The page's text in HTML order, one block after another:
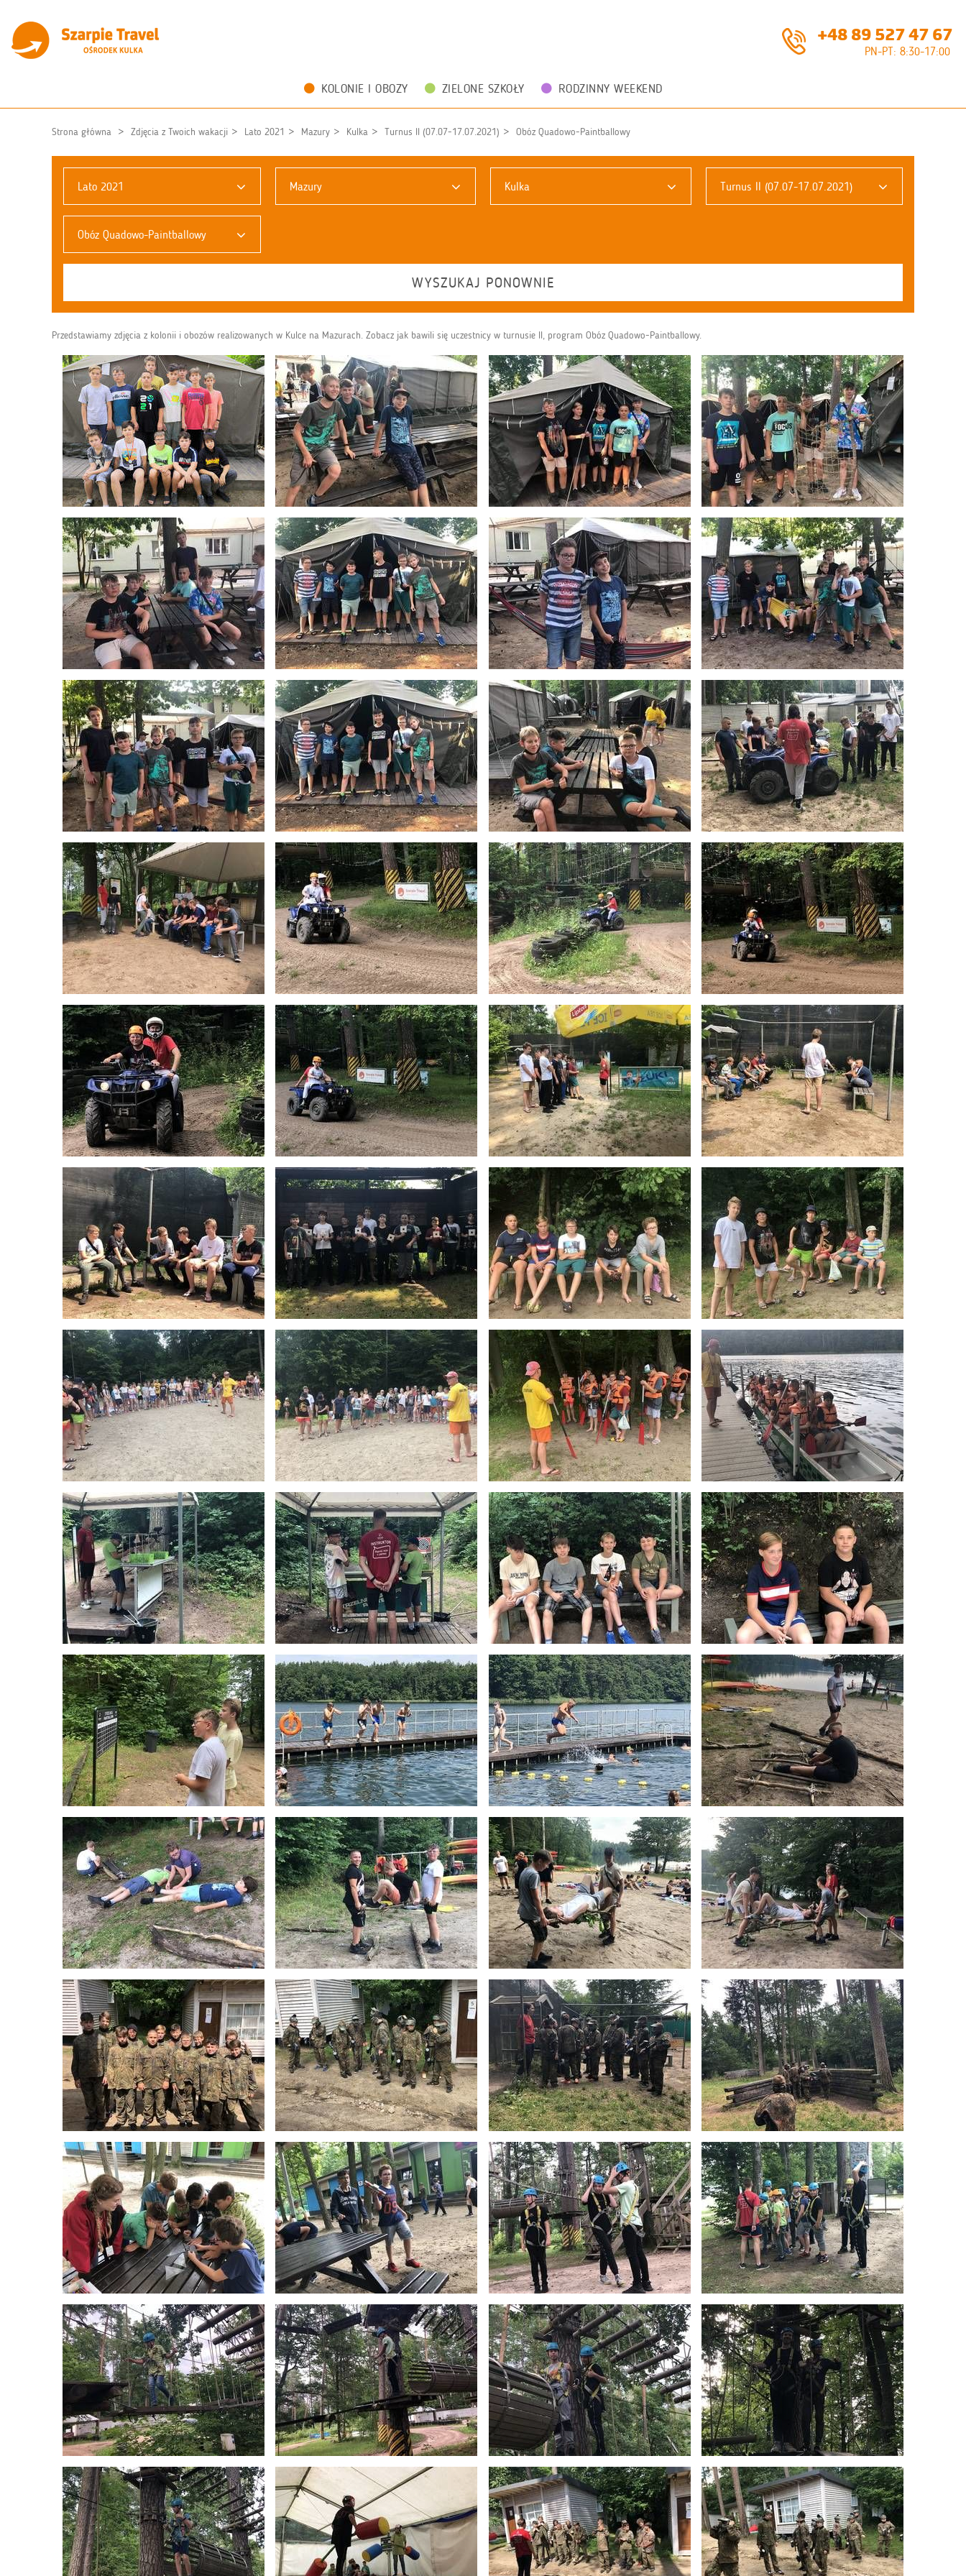
+48 89 527 47 67
PN-PT: 8:30-17:00
KOLONIE I OBOZY ZIELONE SZKOŁY RODZINNY WEEKEND
Strona główna Zdjęcia z Twoich wakacji Lato 2021 Mazury Kulka Turnus II (07.07-17.07.2021) Obóz Quadowo-Paintballowy
Lato 2021 Mazury Kulka Turnus II (07.07-17.07.2021)
Obóz Quadowo-Paintballowy
WYSZUKAJ PONOWNIE
Przedstawiamy zdjęcia z kolonii i obozów realizowanych w Kulce na Mazurach. Zobacz jak bawili się uczestnicy w turnusie II, program Obóz Quadowo-Paintballowy.